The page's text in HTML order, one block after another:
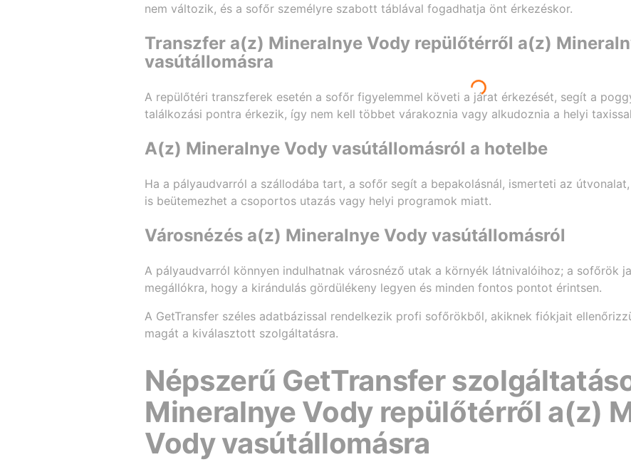
nem változik, és a sofőr személyre szabott táblával fogadhatja önt érkezéskor.
Transzfer a(z) Mineralnye Vody repülőtérről a(z)
vasútállomásra
A repülőtéri transzferek esetén a sofőr figyelemmel követi a járat érkezését, segít a
találkozási pontra érkezik, így nem kell többet várakoznia vagy alkudoznia a helyi
A(z) Mineralnye Vody vasútállomásról a hotelbe
Ha a pályaudvarról a szállodába tart, a sofőr segít a bepakolásnál, ismerteti az
is beütemezhet a csoportos utazás vagy helyi programok miatt.
Városnézés a(z) Mineralnye Vody vasútállomásról
A pályaudvarról könnyen indulhatnak városnéző utak a környék látnivalóihoz; a sofőrök
megállókra, hogy a kirándulás gördülékeny legyen és minden fontos pontot érintsen.
A GetTransfer széles adatbázissal rendelkezik profi sofőrökből, akiknek fiókjait
magát a kiválasztott szolgáltatásra.
Népszerű GetTransfer
Mineralnye Vody repülőtérről a(z)
Vody vasútállomásra